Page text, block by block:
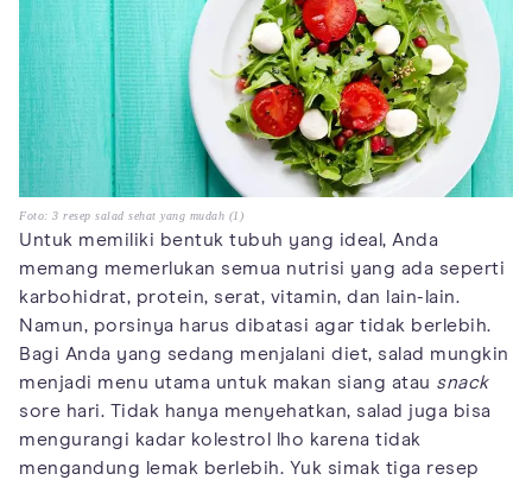
Foto: 3 resep salad sehat yang mudah (1)
Untuk memiliki bentuk tubuh yang ideal, Anda
memang memerlukan semua nutrisi yang ada seperti
karbohidrat, protein, serat, vitamin, dan lain-lain.
Namun, porsinya harus dibatasi agar tidak berlebih.
Bagi Anda yang sedang menjalani diet, salad mungkin
menjadi menu utama untuk makan siang atau snack
sore hari. Tidak hanya menyehatkan, salad juga bisa
mengurangi kadar kolestrol lho karena tidak
mengandung lemak berlebih. Yuk simak tiga resep